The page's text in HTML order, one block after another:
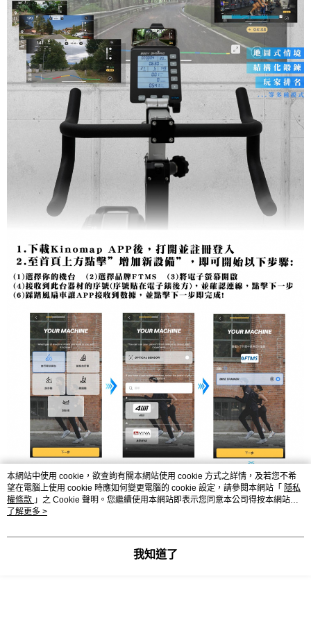
本網站中使用 cookie，欲查詢有關本網站使用 cookie 方式之詳情，及若您不希
望在電腦上使用 cookie 時應如何變更電腦的 cookie 設定，請參閱本網站「 隱私
權條款 」之 Cookie 聲明。您繼續使用本網站即表示您同意本公司得按本網站使
用條款之 Cookie 聲明使用 cookie。
了解更多 >
我知道了